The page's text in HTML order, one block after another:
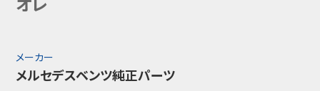
メーカー
メルセデスベンツ純正パーツ